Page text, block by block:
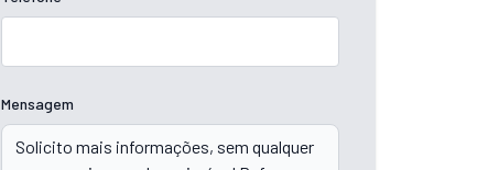
Mensagem